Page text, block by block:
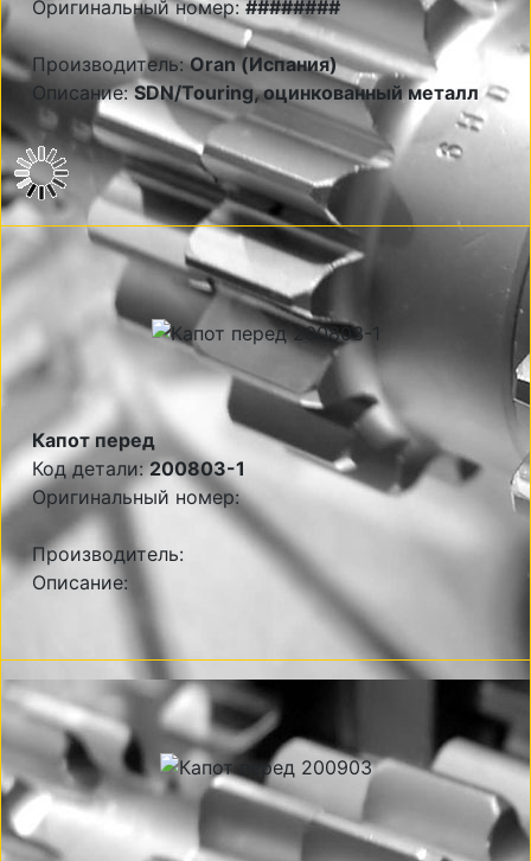
Оригинальный номер:########
Производитель:Oran (Испания)
Описание:SDN/Touring, оцинкованный металл
Капот перед
Код детали:200803-1
Оригинальный номер:
Производитель:
Описание: